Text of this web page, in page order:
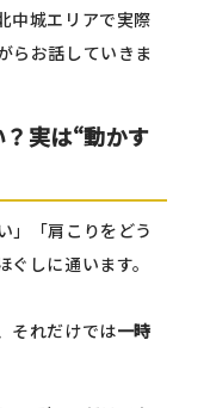
中城エリアで実際
らお話していきま
実は“動かす
」「肩こりをどう
しに通います。
それだけでは一時